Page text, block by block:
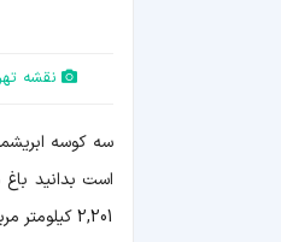
نقشه
است بدانید
2,201 کیلومتر مربع دارد و یکی از بهترین مناطق محافظت شده در منطقه کارائیب محسوب می شود.